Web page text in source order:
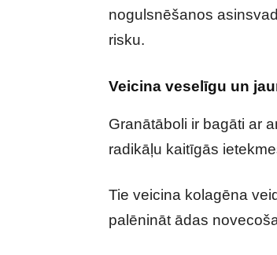
nogulsnēšanos
risku.
Veicina veselīgu un
Granātāboli ir bagāti ar
radikāļu kaitīgās
Tie veicina kolagēna
palēnināt ādas